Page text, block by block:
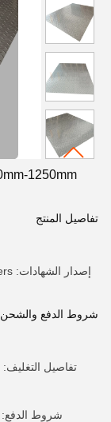
تفاصيل المنتج
إصدار الشهادات: ISO,SGS,TUV,MTC,Third Party From Customers
شروط الدفع والشحن
تفاصيل التغليف:
شروط الدفع: L / C ، D / A ، T / T ، ويسترن يونيون ، موني جرام